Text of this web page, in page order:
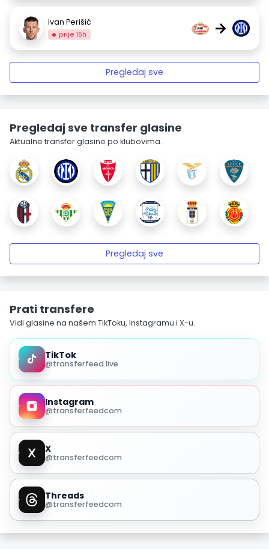
Ivan Perišić
prije 16h →
Pregledaj sve
Pregledaj sve transfer glasine
Aktualne transfer glasine po klubovima.
Pregledaj sve
Prati transfere
Vidi glasine na našem TikToku, Instagramu i X-u.
TikTok
@transferfeed.live
Instagram
@transferfeedcom
X
@transferfeedcom
Threads
@transferfeedcom